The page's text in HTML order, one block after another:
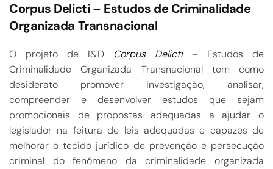
Corpus Delicti – Estudos de Criminalidade
Organizada Transnacional
O projeto de I&D Corpus Delicti– Estudos de
Criminalidade Organizada Transnacional tem como
desiderato promover investigação, analisar,
compreender e desenvolver estudos que sejam
promocionais de propostas adequadas a ajudar o
legislador na feitura de leis adequadas e capazes de
melhorar o tecido jurídico de prevenção e persecução
criminal do fenómeno da criminalidade organizada